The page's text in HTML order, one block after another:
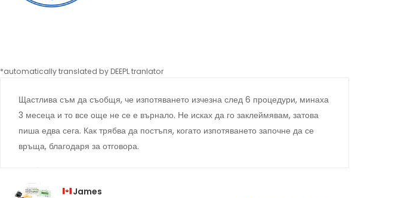
*automatically translated by DEEPL tranlator
Щастлива съм да съобщя, че изпотяването изчезна след 6 процедури, минаха
3 месеца и то все още не се е върнало. Не исках да го заклеймявам, затова
пиша едва сега. Как трябва да постъпя, когато изпотяването започне да се
връща, благодаря за отговора.
James